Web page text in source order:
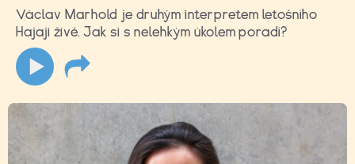
Václav Marhold je druhým interpretem letošního
Hajaji živě. Jak si s nelehkým úkolem poradí?